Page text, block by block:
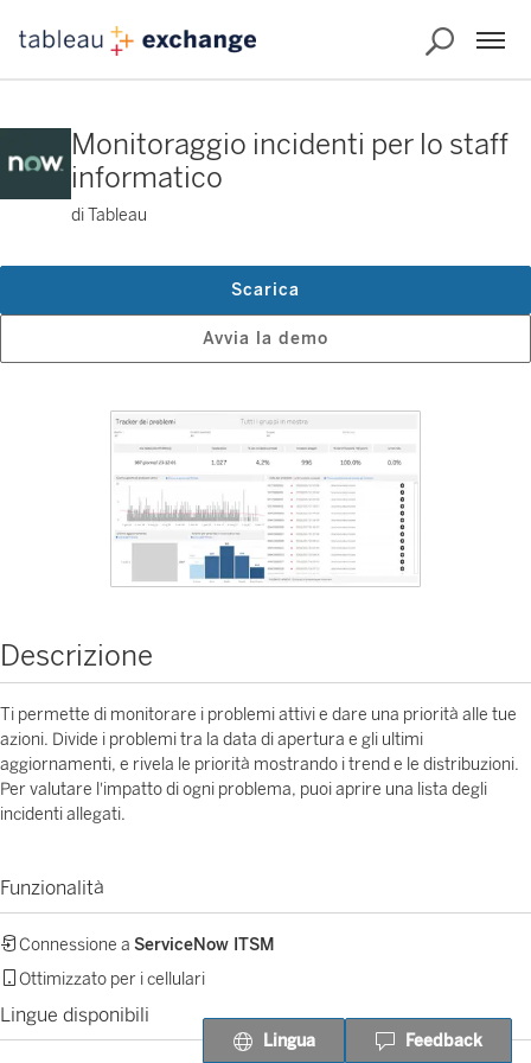
Monitoraggio incidenti per lo staff
informatico
di Tableau
Avvia la demo
Scarica
Descrizione
Ti permette di monitorare i problemi attivi e dare una priorità alle tue
azioni. Divide i problemi tra la data di apertura e gli ultimi
aggiornamenti, e rivela le priorità mostrando i trend e le distribuzioni.
Per valutare l'impatto di ogni problema, puoi aprire una lista degli
incidenti allegati.
Funzionalità
Connessione a ServiceNow ITSM
Ottimizzato per i cellulari
Lingue disponibili
Lingua Feedback